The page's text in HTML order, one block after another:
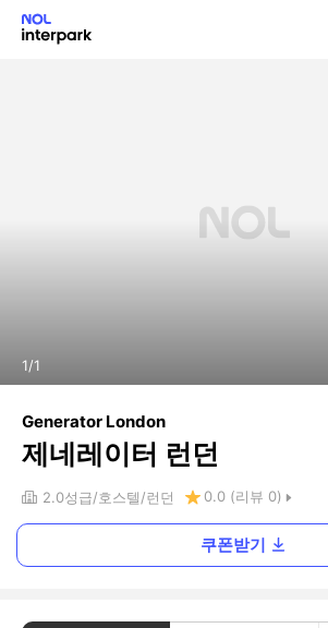
1/1
Generator London
제네레이터 런던
2.0성급 호스텔 런던 0.0 (리뷰 0)
쿠폰받기